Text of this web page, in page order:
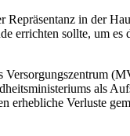
in der
errichten sollte, um
Versorgungszentrum
als
erhebliche Verluste